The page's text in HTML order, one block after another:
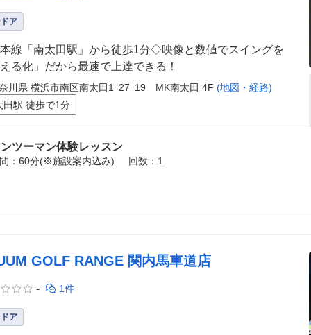
ア
線「南太田駅」から徒歩1分◇映像と数値でスイングを
る化」だから最速で上達できる！
川県 横浜市南区南太田1ｰ27ｰ19 MK南太田 4F (地図・経路)
田駅 徒歩で1分
ツーマン体験レッスン
：60分(※施設案内込み) 回数：1
GOLF RANGE 関内馬車道店
- 1件
ア